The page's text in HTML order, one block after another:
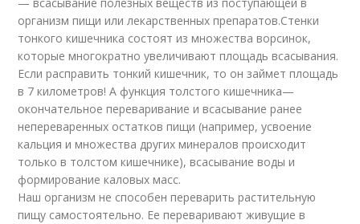
организм пищи или лекарственных препаратов.Стенки
тонкого кишечника состоят из множества ворсинок,
которые многократно увеличивают площадь всасывания.
Если расправить тонкий кишечник, то он займет площадь
в 7 километров! А функция толстого кишечника—
окончательное переваривание и всасывание ранее
непереваренных остатков пищи (например, усвоение
кальция и множества других минералов происходит
только в толстом кишечнике), всасывание воды и
формирование каловых масс.
Наш организм не способен переварить растительную
пищу самостоятельно. Ее переваривают живущие в